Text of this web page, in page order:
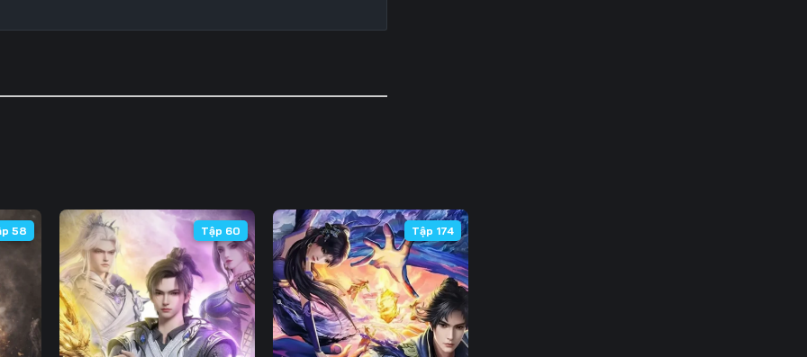
Tập 102 Tập 103 Tập 104 Tập 105
Tập 109 Tập 110 Tập 111 Tập 112
Tập 116 Tập 117 Tập 118 Tập 119
Tập 123 Tập 124 Tập 125 Tập 126
58 Tập 60 Tập 174